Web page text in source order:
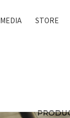
MEDIA STORE